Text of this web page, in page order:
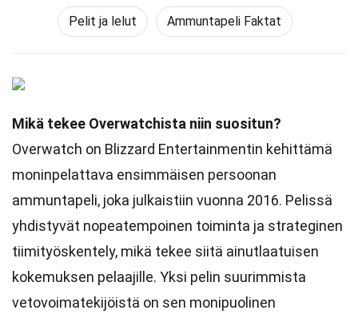
Pelit ja lelut Ammuntapeli Faktat
Mikä tekee Overwatchista niin suositun?
Overwatch on Blizzard Entertainmentin kehittämä
moninpelattava ensimmäisen persoonan
ammuntapeli, joka julkaistiin vuonna 2016. Pelissä
yhdistyvät nopeatempoinen toiminta ja strateginen
tiimityöskentely, mikä tekee siitä ainutlaatuisen
kokemuksen pelaajille. Yksi pelin suurimmista
vetovoimatekijöistä on sen monipuolinen